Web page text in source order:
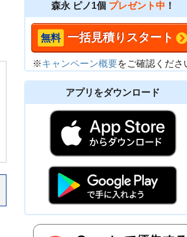
森永 ピノ1個 プレゼント中 ！
一括見積りスタート
※キャンペーン概要をご確認くださ
アプリをダウンロード